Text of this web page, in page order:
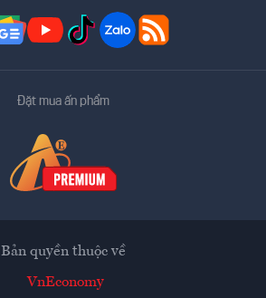
Đặt mua ấn phẩm
Bản quyền thuộc về
VnEconomy